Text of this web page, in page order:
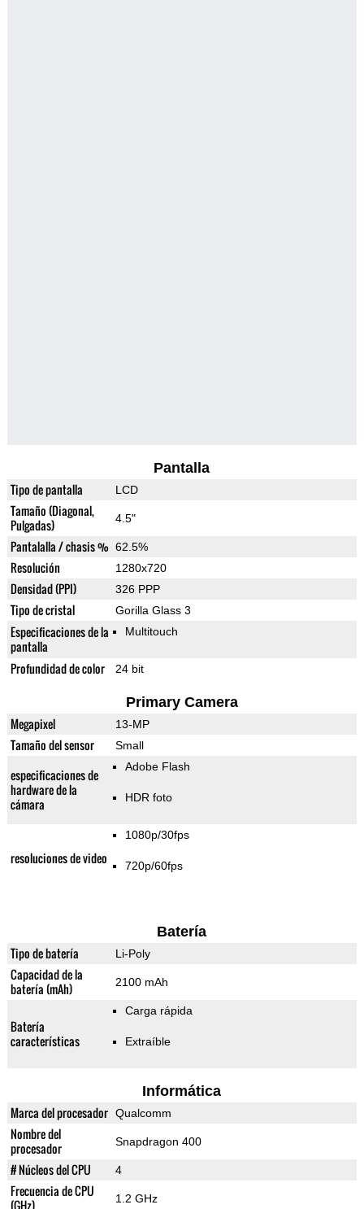
Pantalla
Tipo de pantalla LCD
Tamaño (Diagonal,
Pulgadas)
4.5"
Pantalalla / chasis % 62.5%
Resolución 1280x720
Densidad (PPI) 326 PPP
Tipo de cristal Gorilla Glass 3
Especificaciones de la
pantalla
Multitouch
Profundidad de color 24 bit
Primary Camera
Megapixel 13-MP
Tamaño del sensor Small
especificaciones de
hardware de la
cámara
Adobe Flash
HDR foto
resoluciones de video
1080p/30fps
720p/60fps
Batería
Tipo de batería Li-Poly
Capacidad de la
batería (mAh)
2100 mAh
Batería
características
Carga rápida
Extraíble
Informática
Marca del procesador Qualcomm
Nombre del
procesador
Snapdragon 400
# Núcleos del CPU 4
Frecuencia de CPU
(GHz)
1.2 GHz